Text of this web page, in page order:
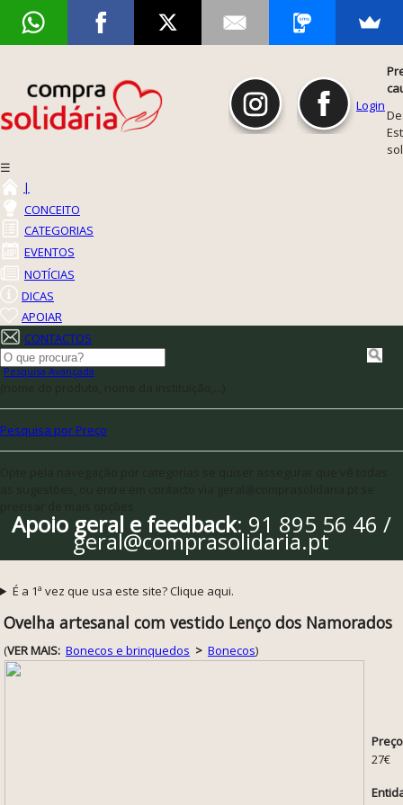
Login
☰
|
CONCEITO
CATEGORIAS
EVENTOS
NOTÍCIAS
DICAS
APOIAR
CONTACTOS
Pesquisa Avançada
Pesquisa por Preço
Apoio geral e feedback: 91 895 56 46 /
geral@comprasolidaria.pt
É a 1ª vez que usa este site? Clique aqui.
Ovelha artesanal com vestido Lenço dos Namorados
(VER MAIS: Bonecos e brinquedos > Bonecos)
27€